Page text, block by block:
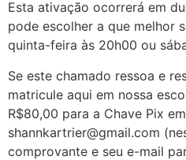
Esta ativação ocorrerá em
pode escolher a que melhor
quinta-feira às 20h00 ou
Se este chamado ressoa e
matricule aqui em nossa
R$80,00 para a Chave Pix
shannkartrier@gmail.com
comprovante e seu e-mail